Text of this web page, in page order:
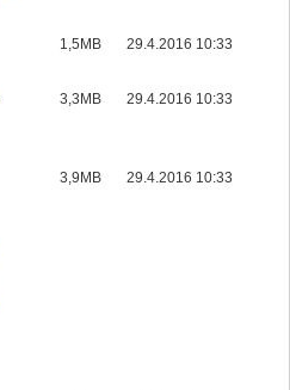
1,5MB 29.4.2016 10:33
3,3MB 29.4.2016 10:33
3,9MB 29.4.2016 10:33